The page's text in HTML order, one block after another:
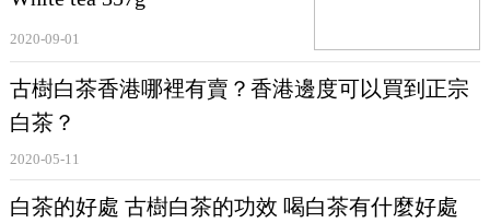
具有迷人的花果香，獨特的薄荷香，持久濃郁，
這是其它白茶不具有的。口感上清爽香醇，持久回甘，令人意猶未
盡。而市面上傳統的
2020-09-01
古樹白茶香港哪裡有賣？香港邊度可以買到正宗
白茶？
2020-05-11
白茶的好處 古樹白茶的功效 喝白茶有什麼好處